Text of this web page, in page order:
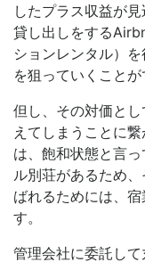
したプラス収益が
貸し出しをする
ションレンタル）
を狙っていくことが
但し、その対価と
えてしまうことに
は、飽和状態と言
ル別荘があるため
ばれるためには、
す。
管理会社に委託し